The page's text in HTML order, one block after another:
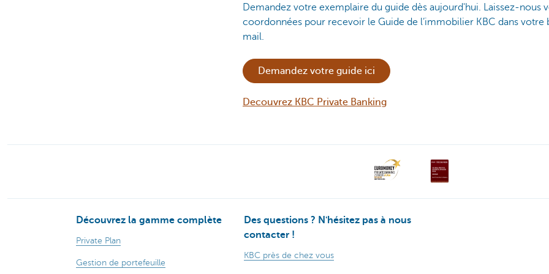
Demandez votre exemplaire du guide dès aujourd'hui. Laissez-nous
coordonnées pour recevoir le Guide de l’immobilier KBC dans votre
mail.
Demandez votre guide ici
Decouvrez KBC Private Banking
Découvrez la gamme complète
Private Plan
Gestion de portefeuille
Des questions ? N'hésitez pas à nous
contacter !
KBC près de chez vous